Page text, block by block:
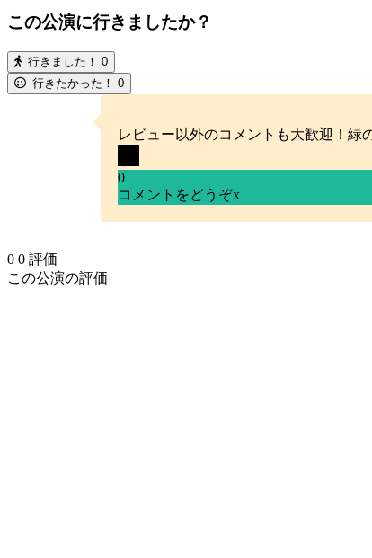
この公演に行きましたか？
行きました！ 0
行きたかった！ 0
レビュー以外のコメントも大歓迎！
0
コメントをどうぞx
0 0 評価
この公演の評価